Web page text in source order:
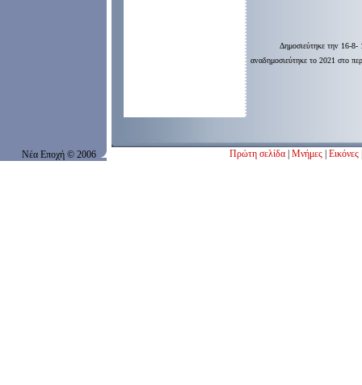
Δημοσιεύτηκε την 16-8-
αναδημοσιεύτηκε το 2021 στο
Νέα Εποχή © 2006 Πρώτη σελίδα Μνήμες Εικόνες